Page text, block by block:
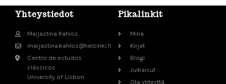
Yhteystiedot
Maijastina Kahlos
maijastina.kahlos@helsinki.fi
Centro de estudos
clássicos
University of Lisbon
Pikalinkit
Minä
Kirjat
Blogi
Julkaisut
Ota yhteyttä